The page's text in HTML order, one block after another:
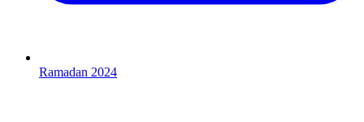
Ramadan 2024